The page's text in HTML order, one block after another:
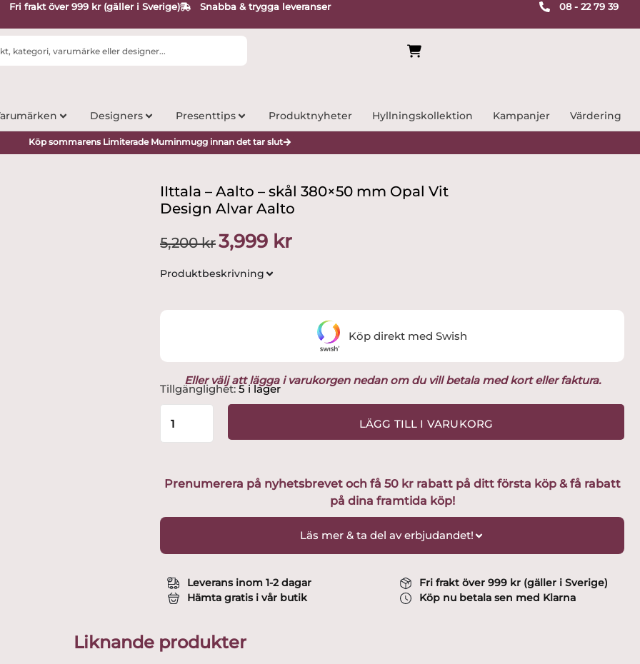
Fri frakt över 999 kr (gäller i Sverige) Snabba & trygga leveranser 08 - 22 79 39
Designers Presenttips Produktnyheter Hyllningskollektion Kampanjer Värdering
Köp sommarens Limiterade Muminmugg innan det tar slut
IIttala – Aalto – skål 380×50 mm Opal Vit
Design Alvar Aalto
5,200kr Det
ursprungliga
priset
3,999 krDet
Produktbeskrivning
Eller välj att lägga i varukorgen nedan om du vill betala med kort eller faktura.
Tillgänglighet: 5 i lager
IIttala
-
Aalto
mm
Vit
mängd
LÄGG TILL I VARUKORG
Köp direkt med Swish
Prenumerera på nyhetsbrevet och få 50 kr rabatt på ditt första köp & få rabatt
på dina framtida köp!
Läs mer & ta del av erbjudandet!
Leverans inom 1-2 dagar
Hämta gratis i vår butik
Fri frakt över 999 kr (gäller i Sverige)
Köp nu betala sen med Klarna
Liknande produkter